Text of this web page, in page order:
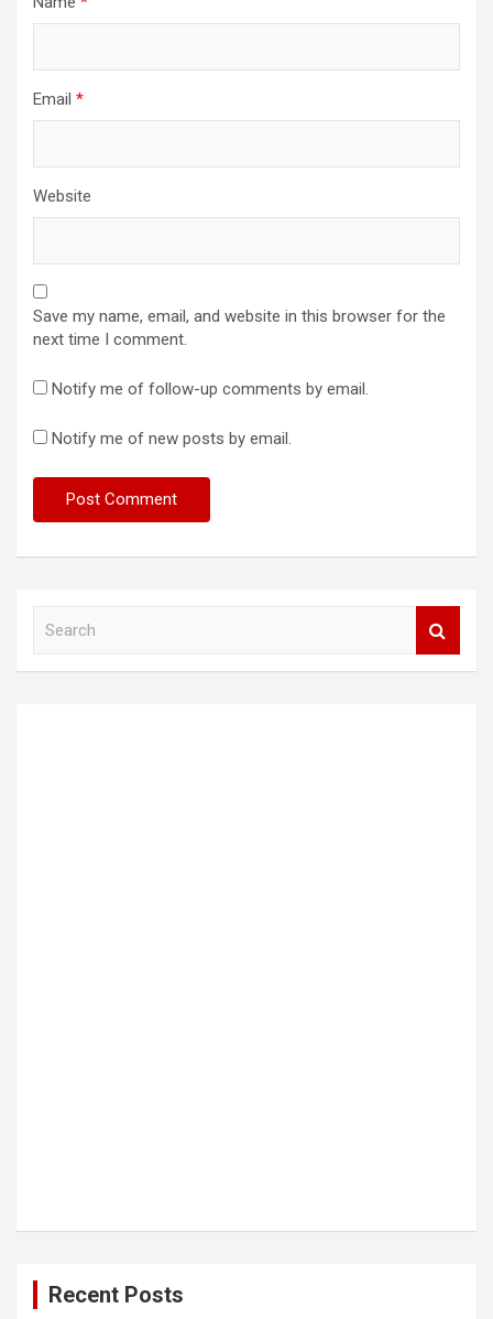
Email *
Website
Save my name, email, and website in this browser for the
next time I comment.
Notify me of follow-up comments by email.
Notify me of new posts by email.
Recent Posts